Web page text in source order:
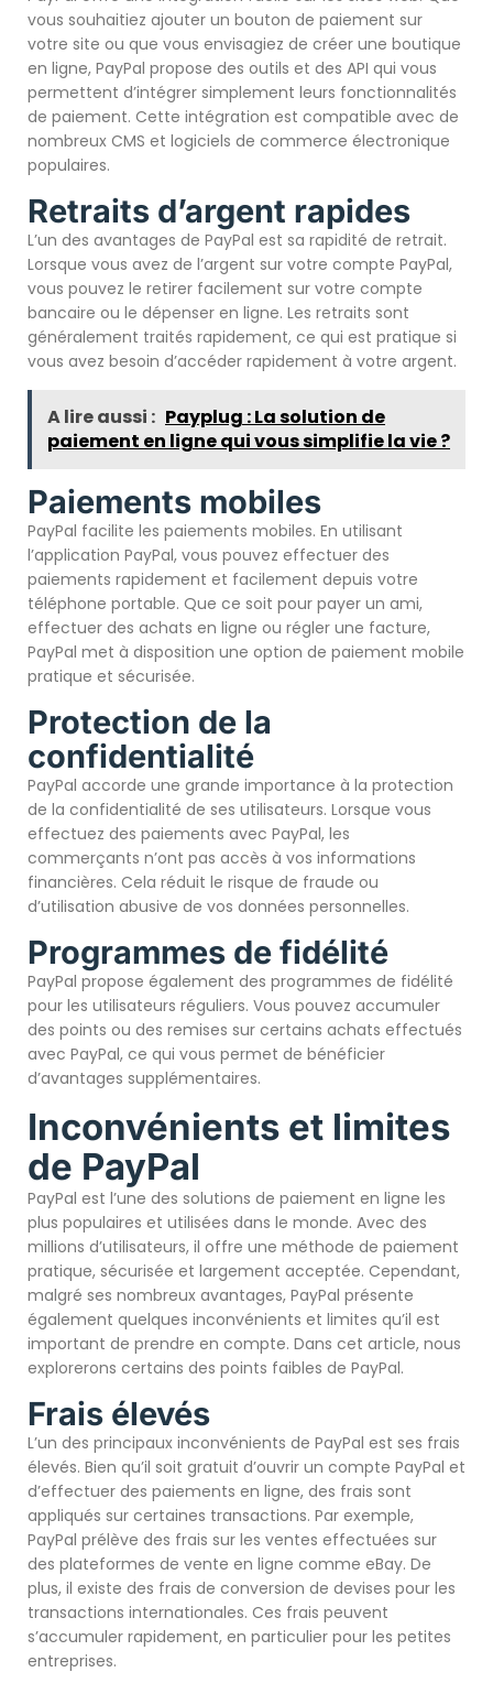
vous souhaitiez ajouter un bouton de paiement sur
votre site ou que vous envisagiez de créer une boutique
en ligne, PayPal propose des outils et des API qui vous
permettent d’intégrer simplement leurs fonctionnalités
de paiement. Cette intégration est compatible avec de
nombreux CMS et logiciels de commerce électronique
populaires.
Retraits d’argent rapides
L’un des avantages de PayPal est sa rapidité de retrait.
Lorsque vous avez de l’argent sur votre compte PayPal,
vous pouvez le retirer facilement sur votre compte
bancaire ou le dépenser en ligne. Les retraits sont
généralement traités rapidement, ce qui est pratique si
vous avez besoin d’accéder rapidement à votre argent.
A lire aussi : Payplug : La solution de
paiement en ligne qui vous simplifie la vie ?
Paiements mobiles
PayPal facilite les paiements mobiles. En utilisant
l’application PayPal, vous pouvez effectuer des
paiements rapidement et facilement depuis votre
téléphone portable. Que ce soit pour payer un ami,
effectuer des achats en ligne ou régler une facture,
PayPal met à disposition une option de paiement mobile
pratique et sécurisée.
Protection de la
confidentialité
PayPal accorde une grande importance à la protection
de la confidentialité de ses utilisateurs. Lorsque vous
effectuez des paiements avec PayPal, les
commerçants n’ont pas accès à vos informations
financières. Cela réduit le risque de fraude ou
d’utilisation abusive de vos données personnelles.
Programmes de fidélité
PayPal propose également des programmes de fidélité
pour les utilisateurs réguliers. Vous pouvez accumuler
des points ou des remises sur certains achats effectués
avec PayPal, ce qui vous permet de bénéficier
d’avantages supplémentaires.
Inconvénients et limites
de PayPal
PayPal est l’une des solutions de paiement en ligne les
plus populaires et utilisées dans le monde. Avec des
millions d’utilisateurs, il offre une méthode de paiement
pratique, sécurisée et largement acceptée. Cependant,
malgré ses nombreux avantages, PayPal présente
également quelques inconvénients et limites qu’il est
important de prendre en compte. Dans cet article, nous
explorerons certains des points faibles de PayPal.
Frais élevés
L’un des principaux inconvénients de PayPal est ses frais
élevés. Bien qu’il soit gratuit d’ouvrir un compte PayPal et
d’effectuer des paiements en ligne, des frais sont
appliqués sur certaines transactions. Par exemple,
PayPal prélève des frais sur les ventes effectuées sur
des plateformes de vente en ligne comme eBay. De
plus, il existe des frais de conversion de devises pour les
transactions internationales. Ces frais peuvent
s’accumuler rapidement, en particulier pour les petites
entreprises.